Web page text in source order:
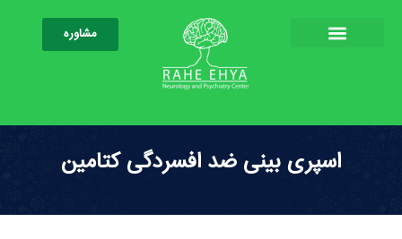
مشاوره
اسپری بینی ضد افسردگی کتامین